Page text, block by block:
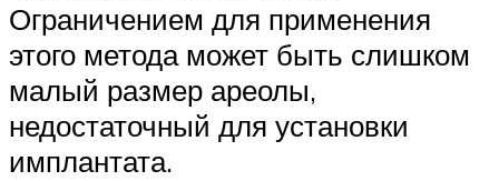
Ограничением для применения
этого метода может быть слишком
малый размер ареолы,
недостаточный для установки
имплантата.